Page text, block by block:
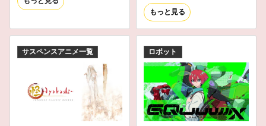
もっと見る
サスペンスアニメ一覧 ロボット